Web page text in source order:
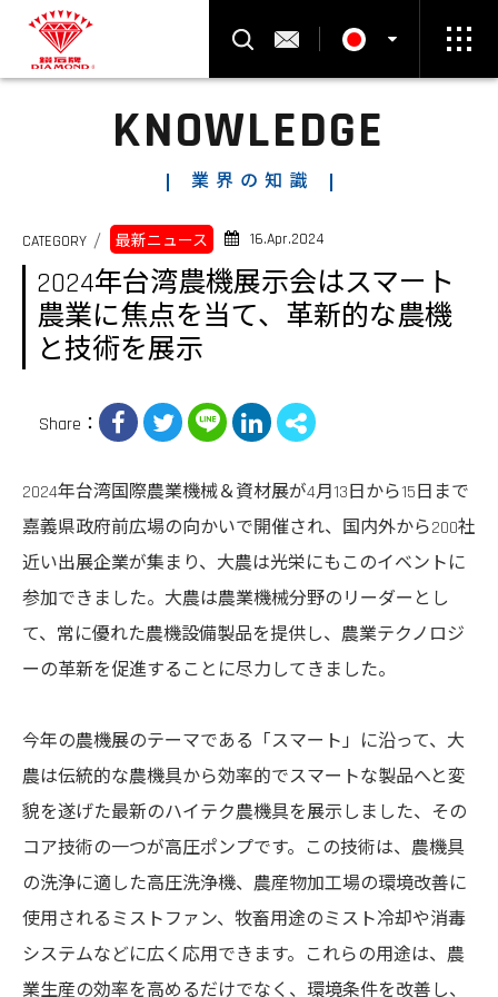
KNOWLEDGE
業界の知識
CATEGORY 最新ニュース 16.Apr.2024
2024年台湾農機展示会はスマート
農業に焦点を当て、革新的な農機
と技術を展示
Share：
2024年台湾国際農業機械＆資材展が4月13日から15日まで
嘉義県政府前広場の向かいで開催され、国内外から200社
近い出展企業が集まり、大農は光栄にもこのイベントに
参加できました。大農は農業機械分野のリーダーとし
て、常に優れた農機設備製品を提供し、農業テクノロジ
ーの革新を促進することに尽力してきました。
今年の農機展のテーマである「スマート」に沿って、大
農は伝統的な農機具から効率的でスマートな製品へと変
貌を遂げた最新のハイテク農機具を展示しました、その
コア技術の一つが高圧ポンプです。この技術は、農機具
の洗浄に適した高圧洗浄機、農産物加工場の環境改善に
使用されるミストファン、牧畜用途のミスト冷却や消毒
システムなどに広く応用できます。これらの用途は、農
業生産の効率を高めるだけでなく、環境条件を改善し、
お問い合わせ
Select Language